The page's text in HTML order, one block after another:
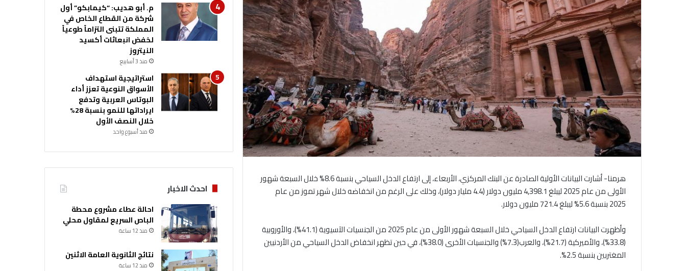
هرمنا- أشارت البيانات الأولية الصادرة عن البنك المركزي، الأربعاء، إلى ارتفاع الدخل السياحي بنسبة 8.6% خلال السبعة شهور
الأولى من عام 2025 ليبلغ 4,398.1 مليون دولار (4.4 مليار دولار)، وذلك على الرغم من انخفاضه خلال شهر تموز من عام
2025 بنسبة 5.6% ليبلغ 721.4 مليون دولار.
وأظهرت البيانات ارتفاع الدخل السياحي خلال السبعة شهور الأولى من عام 2025 من الجنسيات الآسيوية (41.1%)، والأوروبية
(33.8%)، والأميركية (21.7%)، والعرب(7.3%) والجنسيات الأخرى (38.0%)، في حين تظهر انخفاض الدخل السياحي من الأردنيين
المغتربين بنسبة 2.5%.
م. أبو هديب: “كيمابكو” أول
شركة من القطاع الخاص في
المملكة تتبنى التزاماً طوعياً
لخفض انبعاثات أكسيد
النيتروز
منذ 3 أسابيع
استراتيجية استهداف
الأسواق النوعية تعزز أداء
البوتاس العربية وتدفع
ايراداتها للنمو بنسبة 28%
خلال النصف الأول
منذ أسبوع واحد
احدث الاخبار
احالة عطاء مشروع محطة
الباص السريع لمقاول محلي
منذ 12 ساعة
نتائج الثانوية العامة الاثنين
منذ 12 ساعة